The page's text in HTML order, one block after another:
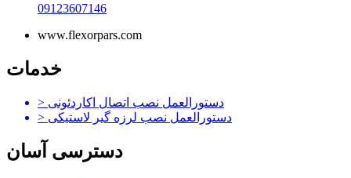
09123607146
www.flexorpars.com
خدمات
> دستورالعمل نصب اتصال اکاردئونی
> دستورالعمل نصب لرزه گیر لاستیکی
دسترسی آسان